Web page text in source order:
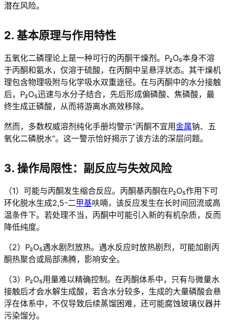
潜在风险。
2. 基本原理与作用特性
五氧化二磷理论上是一种可行的丙酮干燥剂。P₂O₅本身不溶
于丙酮和氨水，仅溶于硫酸，在丙酮中呈悬浮状态。其干燥机
理包含物理吸附与化学吸水双重途径。在与丙酮中的水分接触
后，P₂O₅迅速与水分子结合，先后形成偏磷酸、焦磷酸，最
终生成正磷酸，从而将游离水高效移除。
然而，多数权威溶剂纯化手册均警示“丙酮不宜用金属钠、五
氧化二磷脱水”。这一警示恰好揭示了该方法的深层问题。
3. 操作局限性：副反应与失效风险
（1）可能与丙酮发生缩合反应。丙酮基丙酮在P₂O₅作用下可
环化脱水生成2,5-二甲基呋喃，该反应发生在长时间回流或高
温条件下。若处理不当，丙酮中可能引入新的有机杂质，反而
降低纯度。
（2）P₂O₅遇水剧烈放热。遇水反应时放热剧烈，可能加剧丙
酮热聚合或局部沸腾，影响安全。
（3）P₂O₅用量难以精确控制。在丙酮体系中，只有与微量水
接触后才会水解生成酸，若含水分较多，生成的大量磷酸会悬
浮在体系中，不仅导致后续蒸馏困难，还可能腐蚀玻璃仪器并
污染馏分。